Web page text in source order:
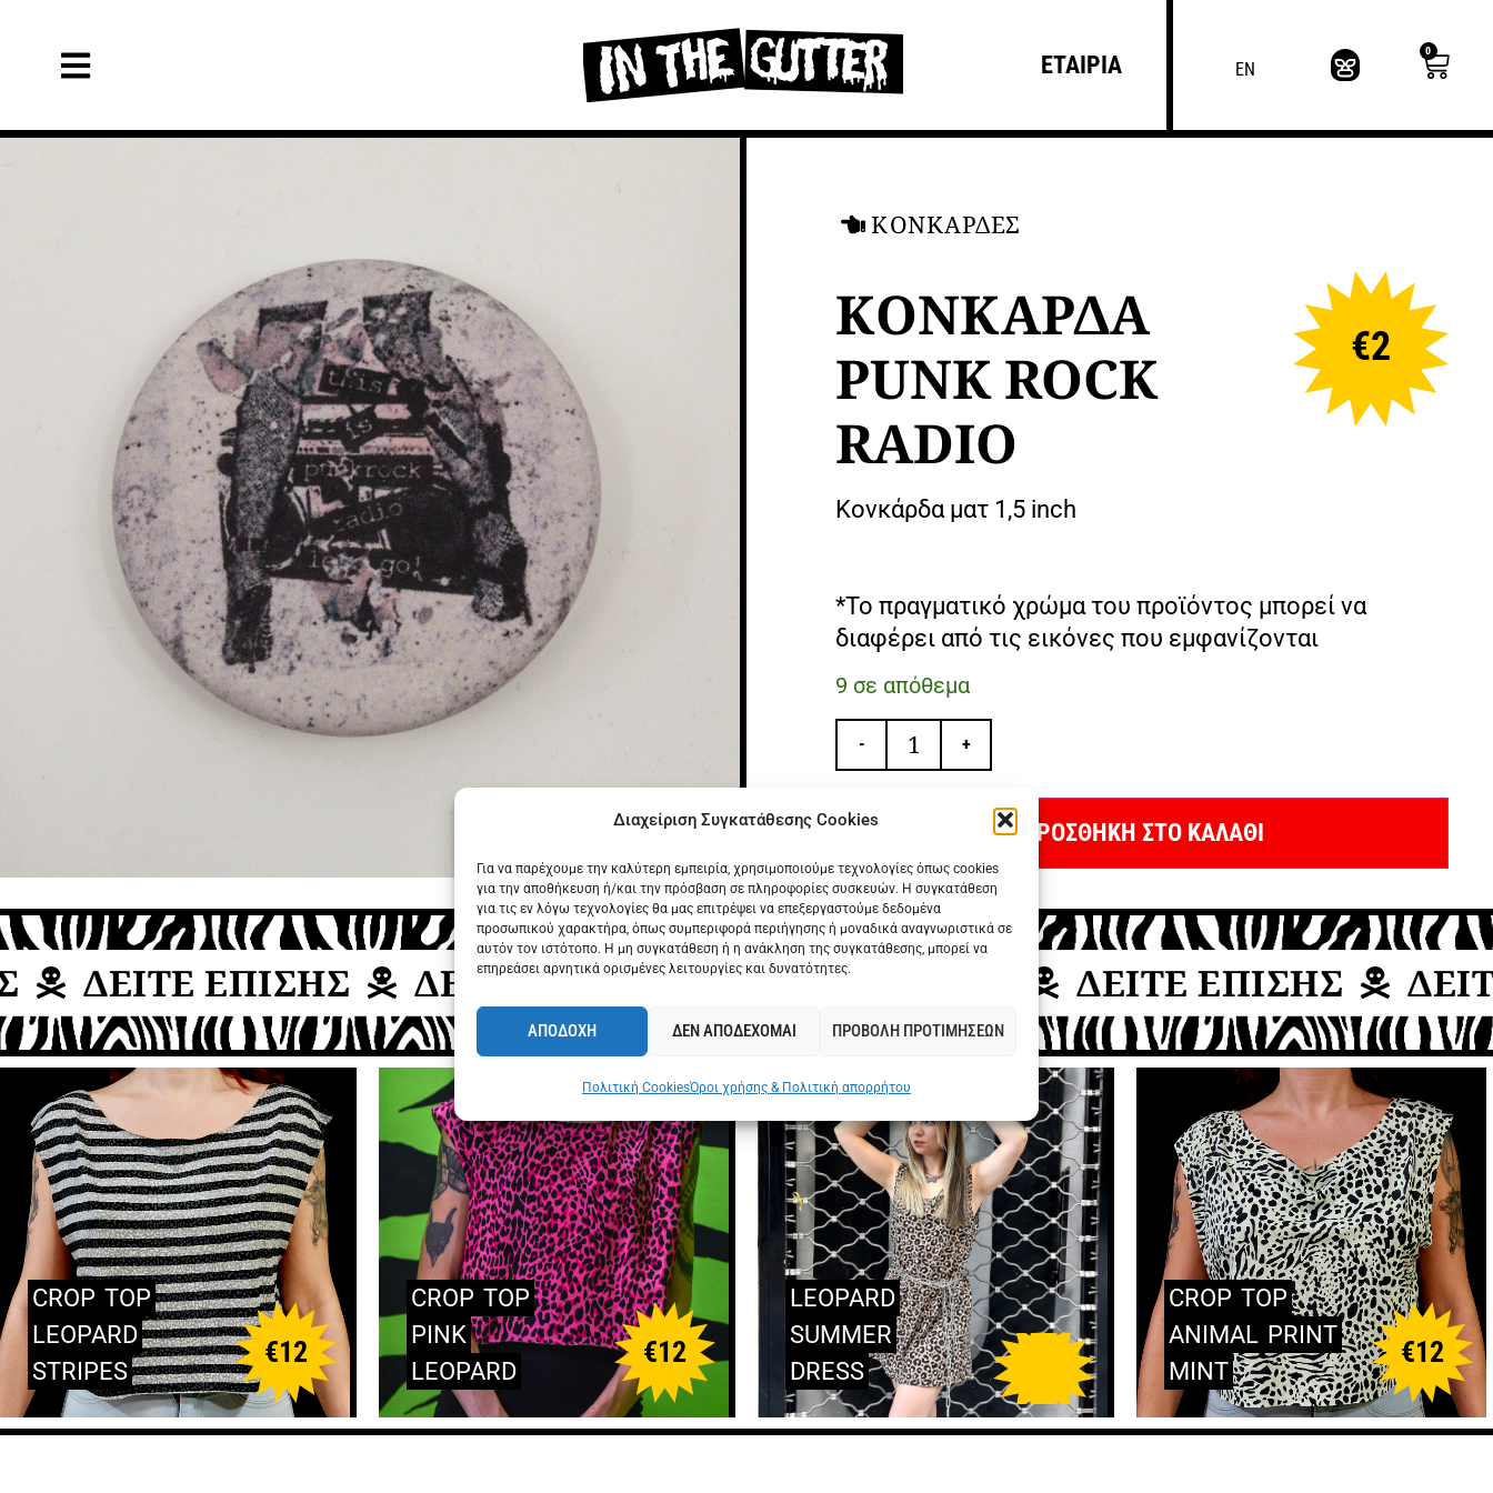
Διαχείριση Συγκατάθεσης Cookies
Για να παρέχουμε την καλύτερη εμπειρία, χρησιμοποιούμε τεχνολογίες όπως cookies
για την αποθήκευση ή/και την πρόσβαση σε πληροφορίες συσκευών. Η συγκατάθεση
για τις εν λόγω τεχνολογίες θα μας επιτρέψει να επεξεργαστούμε δεδομένα
προσωπικού χαρακτήρα, όπως συμπεριφορά περιήγησης ή μοναδικά αναγνωριστικά σε
αυτόν τον ιστότοπο. Η μη συγκατάθεση ή η ανάκληση της συγκατάθεσης, μπορεί να
επηρεάσει αρνητικά ορισμένες λειτουργίες και δυνατότητες.
ΑΠΟΔΟΧΗ ΔΕΝ ΑΠΟΔΕΧΟΜΑΙ ΠΡΟΒΟΛΗ ΠΡΟΤΙΜΗΣΕΩΝ
Πολιτική CookiesΌροι χρήσης & Πολιτική απορρήτου
ΕΤΑΙΡΙΑ EN
0
ΚΟΝΚΑΡΔΕΣ
ΚΟΝΚΑΡΔΑ
PUNK ROCK
RADIO
€2
Κονκάρδα ματ 1,5 inch
*Το πραγματικό χρώμα του προϊόντος μπορεί να
διαφέρει από τις εικόνες που εμφανίζονται
9 σε απόθεμα
- +
ΠΡΟΣΘΗΚΗ ΣΤΟ ΚΑΛΑΘΙ
ΔΕΙΤΕ ΕΠΙΣΗΣ ΔΕΙΤΕ ΕΠΙΣΗΣ ΔΕΙΤΕ ΕΠΙΣΗΣ ΔΕΙΤΕ ΕΠΙΣΗΣ ΔΕΙΤΕ
CROP TOP
LEOPARD
STRIPES
€12
CROP TOP
PINK
LEOPARD
€12
LEOPARD
SUMMER
DRESS
CROP TOP
ANIMAL PRINT
MINT
€12